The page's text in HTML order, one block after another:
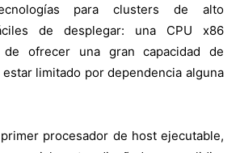
para clusters de alto
de desplegar: una CPU x86
de ofrecer una gran capacidad de
limitado por dependencia alguna
procesador de host ejecutable,